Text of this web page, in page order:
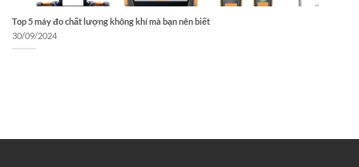
Top 5 máy đo chất lượng không khí mà bạn nên biết
30/09/2024